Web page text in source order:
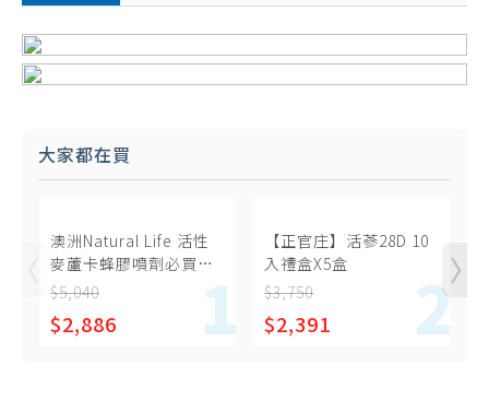
大家都在買
澳洲Natural Life 活性
麥蘆卡蜂膠噴劑必買組
合(30ml x3瓶)
$5,040
$2,886
【正官庄】活蔘28D 10
入禮盒X5盒
$3,750
$2,391